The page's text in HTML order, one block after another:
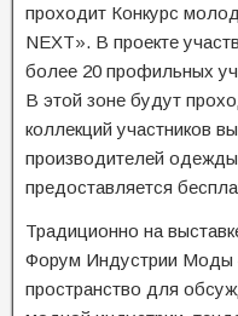
проходит Конкурс
NEXT». В проекте
более 20 профильных
В этой зоне будут
коллекций участников
производителей
предоставляется
Традиционно на
Форум Индустрии Моды
пространство для